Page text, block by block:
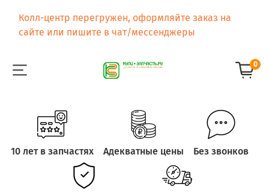
Колл-центр перегружен, оформляйте заказ на
сайте или пишите в чат/мессенджеры
0
10 лет в запчастях Адекватные цены Без звонков